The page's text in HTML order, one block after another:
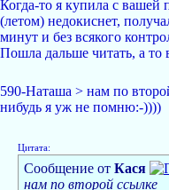
Когда-то я купила с вашей
(летом) недокиснет,
минут и без всякого
Пошла дальше читать, а то
590-Наташа > нам по
нибудь я уж не помню:-))))
Цитата:
Сообщение от Кася
нам по второй ссылке